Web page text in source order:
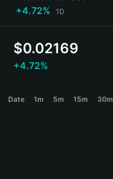
ภาษาไทย
हिन्दी
Español
Português (Brasil)
+4.72%
1D
$0.02169
+4.72%
Date 1m 5m 15m 30m